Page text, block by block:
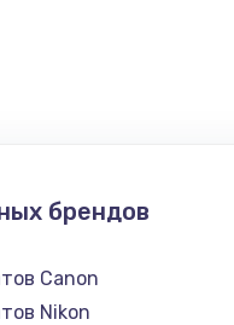
брендов
Canon
Nikon